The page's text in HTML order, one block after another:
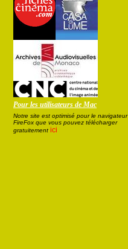
Pour les utilisateurs de Mac
Notre site est optimisé pour le navigateur
FireFox que vous pouvez télécharger
gratuitement ici